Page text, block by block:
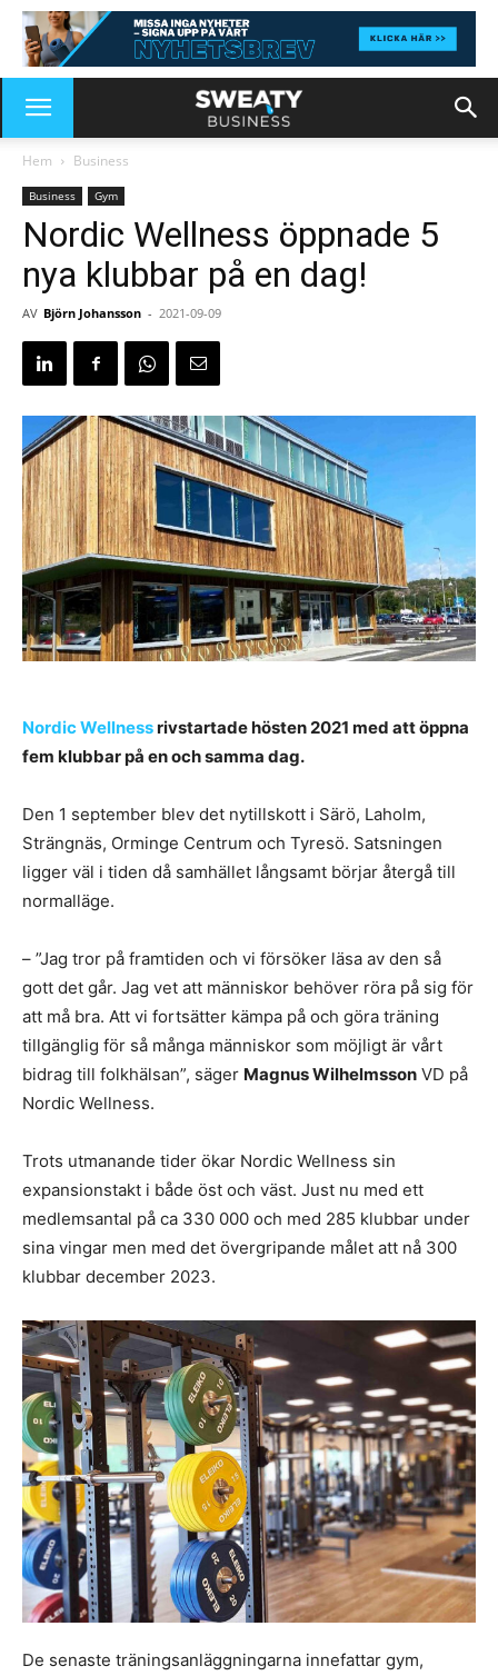
Hem Business
Business Gym
Nordic Wellness öppnade 5
nya klubbar på en dag!
AV Björn Johansson - 2021-09-09
Nordic Wellnessrivstartade hösten 2021 med att öppna
fem klubbar på en och samma dag.
Den 1 september blev det nytillskott i Särö, Laholm,
Strängnäs, Orminge Centrum och Tyresö. Satsningen
ligger väl i tiden då samhället långsamt börjar återgå till
normalläge.
– ”Jag tror på framtiden och vi försöker läsa av den så
gott det går. Jag vet att människor behöver röra på sig för
att må bra. Att vi fortsätter kämpa på och göra träning
tillgänglig för så många människor som möjligt är vårt
bidrag till folkhälsan”, säger Magnus Wilhelmsson VD på
Nordic Wellness.
Trots utmanande tider ökar Nordic Wellness sin
expansionstakt i både öst och väst. Just nu med ett
medlemsantal på ca 330 000 och med 285 klubbar under
sina vingar men med det övergripande målet att nå 300
klubbar december 2023.
De senaste träningsanläggningarna innefattar gym,